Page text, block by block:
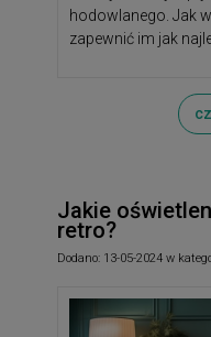
hodowlanego. Jak
zapewnić im jak
Jakie
retro?
Dodano: 13-05-2024 w